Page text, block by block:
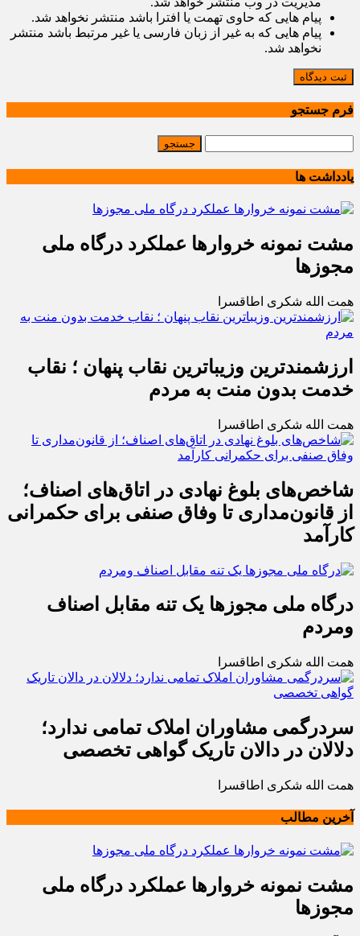
پیام هایی که حاوی تهمت یا افترا باشد منتشر نخواهد شد.
پیام هایی که به غیر از زبان فارسی یا غیر مرتبط باشد منتشر
نخواهد شد.
ثبت دیدگاه
فرم جستجو
یادداشت ها
مشت نمونه خروارها عملکرد درگاه ملی
مجوزها
همت الله شکری اطاقسرا
ارزشمندترین وزیباترین نقاب پنهان ؛ نقاب
خدمت بدون منت به مردم
همت الله شکری اطاقسرا
شاخص‌های بلوغ نهادی در اتاق‌های اصناف؛
از قانون‌مداری تا وفاق صنفی برای حکمرانی
کارآمد
درگاه ملی مجوزها یک تنه مقابل اصناف
ومردم
همت الله شکری اطاقسرا
سردرگمی مشاوران املاک تمامی ندارد؛
دلالان در دالان تاریک گواهی تخصصی
همت الله شکری اطاقسرا
آخرین مطالب
مشت نمونه خروارها عملکرد درگاه ملی
مجوزها